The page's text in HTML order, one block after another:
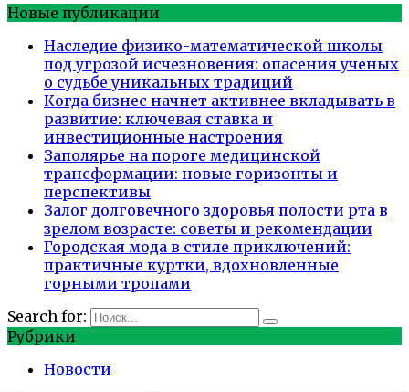
Новые публикации
Наследие физико-математической школы
под угрозой исчезновения: опасения ученых
о судьбе уникальных традиций
Когда бизнес начнет активнее вкладывать в
развитие: ключевая ставка и
инвестиционные настроения
Заполярье на пороге медицинской
трансформации: новые горизонты и
перспективы
Залог долговечного здоровья полости рта в
зрелом возрасте: советы и рекомендации
Городская мода в стиле приключений:
практичные куртки, вдохновленные
горными тропами
Search for:
Рубрики
Новости